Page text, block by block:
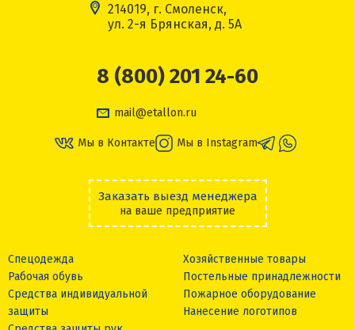
214019, г. Смоленск,
ул. 2-я Брянская, д. 5А
8 (800) 201 24-60
mail@etallon.ru
Мы в Контакте Мы в Instagram
Заказать выезд менеджера
на ваше предприятие
Спецодежда
Рабочая обувь
Средства индивидуальной
защиты
Хозяйственные товары
Постельные принадлежности
Пожарное оборудование
Нанесение логотипов